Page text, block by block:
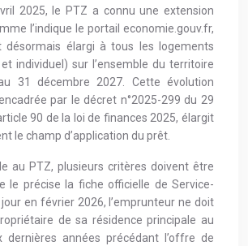
2025, le PTZ a connu une extension
l’indique le portail economie.gouv.fr,
désormais élargi à tous les logements
individuel) sur l’ensemble du territoire
31 décembre 2027. Cette évolution
par le décret n°2025-299 du 29
90 de la loi de finances 2025, élargit
le champ d’application du prêt.
au PTZ, plusieurs critères doivent être
le précise la fiche officielle de Service-
en février 2026, l’emprunteur ne doit
de sa résidence principale au
dernières années précédant l’offre de